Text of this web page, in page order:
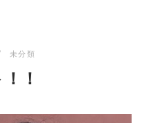
未分類
！